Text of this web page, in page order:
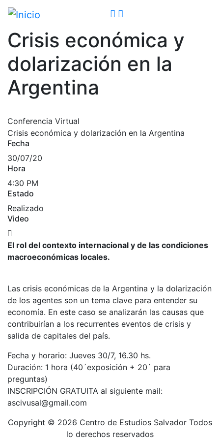
Pasar
contenido
principal
Crisis económica y
dolarización en la
Argentina
Conferencia Virtual
Crisis económica y dolarización en la Argentina
Fecha
30/07/20
Hora
4:30 PM
Estado
Realizado
Video
El rol del contexto internacional y de las condiciones
macroeconómicas locales.
Las crisis económicas de la Argentina y la dolarización
de los agentes son un tema clave para entender su
economía. En este caso se analizarán las causas que
contribuirían a los recurrentes eventos de crisis y
salida de capitales del país.
Fecha y horario: Jueves 30/7, 16.30 hs.
Duración: 1 hora (40´exposición + 20´ para
preguntas)
INSCRIPCIÓN GRATUITA al siguiente mail:
ascivusal@gmail.com
Copyright © 2026 Centro de Estudios Salvador Todos
lo derechos reservados